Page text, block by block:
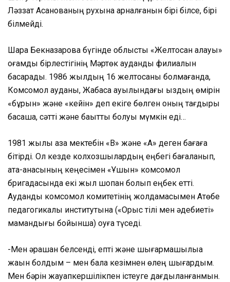
Ләззат Асанованың рухына арналғанын бірі білсе, бірі
білмейді.
Шара Бекназарова бүгінде облыстық «Желтоқсан алауы»
қоғамдық бірлестігінің Мәртөк аудандық филиалын
басқарады. 1986 жылдың 16 желтоқсаны болмағанда,
Комсомол ауданы, Жабасақ ауылындағы қыздың өмірін
«бұрын» және «кейін» деп екіге бөлген оның тағдыры
басқаша, сәтті және бақытты болуы мүмкін еді…
1981 жылы қазақ мектебін «В» және «А» деген бағаға
бітірді. Ол кезде колхозшылардың еңбегі бағаланып,
ата-анасының кеңесімен «Ұшқын» комсомол
бригадасында екі жыл шопан болып еңбек етті.
Аудандық комсомол комитетінің жолдамасымен Ақтөбе
педагогикалық институтына («Орыс тілі мен әдебиеті»
мамандығы бойынша) оқуға түседі.
-Мен әрқашан белсенді, епті және шығармашылыққа
жақын болдым – мен бала кезімнен өлең шығардым.
Мен бәрін жауапкершілікпен істеуге дағдыланғанмын.